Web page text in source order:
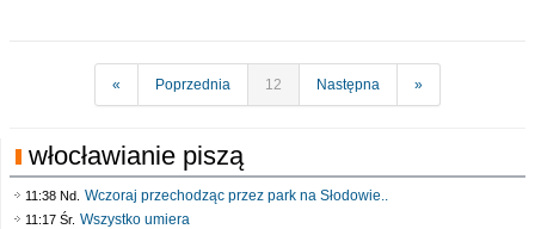
« Poprzednia 12 Następna »
włocławianie piszą
11:38 Nd. Wczoraj przechodząc przez park na Słodowie..
11:17 Śr. Wszystko umiera